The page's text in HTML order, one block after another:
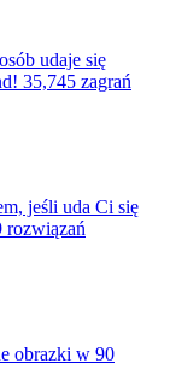
udaje się
35,745 zagrań
jeśli uda Ci się
rozwiązań
obrazki w 90